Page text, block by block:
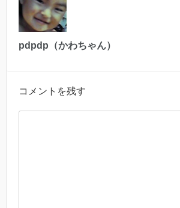
pdpdp（かわちゃん）
コメントを残す